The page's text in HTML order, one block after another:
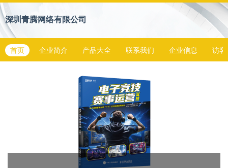
深圳青腾网络有限公司
首页 企业简介 产品大全 联系我们 企业信息 访客